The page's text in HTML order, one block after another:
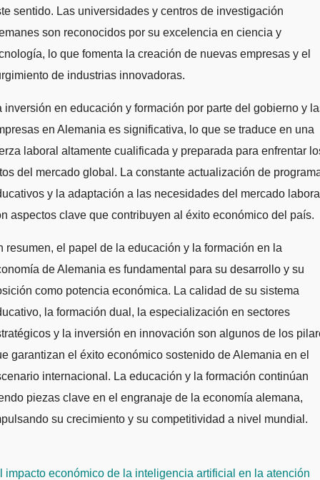
sentido. Las universidades y centros de investigación
son reconocidos por su excelencia en ciencia y
lo que fomenta la creación de nuevas empresas y el
de industrias innovadoras.
inversión en educación y formación por parte del gobierno y
en Alemania es significativa, lo que se traduce en una
laboral altamente cualificada y preparada para enfrentar
del mercado global. La constante actualización de
y la adaptación a las necesidades del mercado
aspectos clave que contribuyen al éxito económico del país.
resumen, el papel de la educación y la formación en la
de Alemania es fundamental para su desarrollo y su
como potencia económica. La calidad de su sistema
la formación dual, la especialización en sectores
y la inversión en innovación son algunos de los
garantizan el éxito económico sostenido de Alemania en el
internacional. La educación y la formación continúan
piezas clave en el engranaje de la economía alemana,
su crecimiento y su competitividad a nivel mundial.
impacto económico de la inteligencia artificial en la atención